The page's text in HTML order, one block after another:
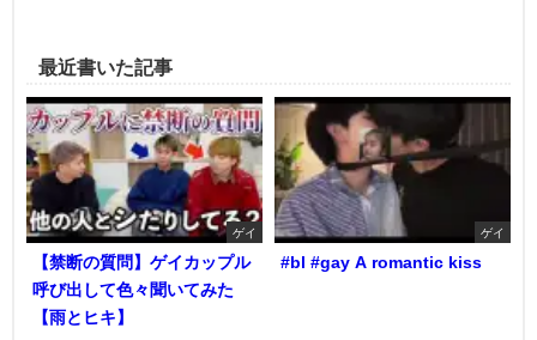
最近書いた記事
ゲイ
【禁断の質問】ゲイカップル
呼び出して色々聞いてみた
【雨とヒキ】
ゲイ
#bl #gay A romantic kiss